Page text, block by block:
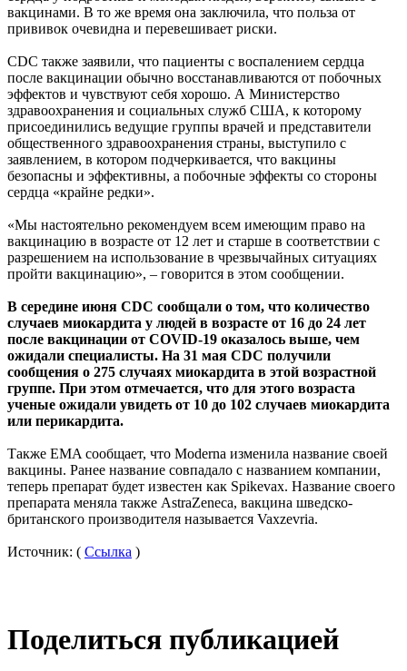
вакцинами. В то же время она заключила, что польза от
прививок очевидна и перевешивает риски.
CDC также заявили, что пациенты с воспалением сердца
после вакцинации обычно восстанавливаются от побочных
эффектов и чувствуют себя хорошо. А Министерство
здравоохранения и социальных служб США, к которому
присоединились ведущие группы врачей и представители
общественного здравоохранения страны, выступило с
заявлением, в котором подчеркивается, что вакцины
безопасны и эффективны, а побочные эффекты со стороны
сердца «крайне редки».
«Мы настоятельно рекомендуем всем имеющим право на
вакцинацию в возрасте от 12 лет и старше в соответствии с
разрешением на использование в чрезвычайных ситуациях
пройти вакцинацию», – говорится в этом сообщении.
В середине июня CDC сообщали о том, что количество
случаев миокардита у людей в возрасте от 16 до 24 лет
после вакцинации от COVID-19 оказалось выше, чем
ожидали специалисты. На 31 мая CDC получили
сообщения о 275 случаях миокардита в этой возрастной
группе. При этом отмечается, что для этого возраста
ученые ожидали увидеть от 10 до 102 случаев миокардита
или перикардита.
Также EMA сообщает, что Moderna изменила название своей
вакцины. Ранее название совпадало с названием компании,
теперь препарат будет известен как Spikevax. Название своего
препарата меняла также AstraZeneca, вакцина шведско-
британского производителя называется Vaxzevria.
Источник: ( Ссылка )
Поделиться публикацией